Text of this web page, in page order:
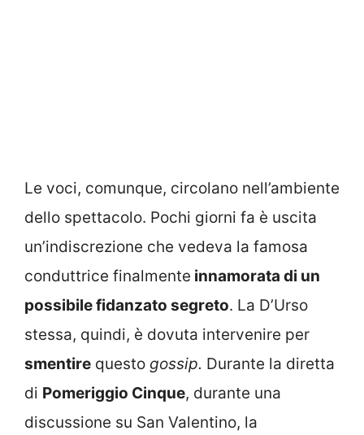
Le voci, comunque, circolano nell’ambiente
dello spettacolo. Pochi giorni fa è uscita
un’indiscrezione che vedeva la famosa
conduttrice finalmente innamorata di un
possibile fidanzato segreto. La D’Urso
stessa, quindi, è dovuta intervenire per
smentire questo gossip. Durante la diretta
di Pomeriggio Cinque, durante una
discussione su San Valentino, la